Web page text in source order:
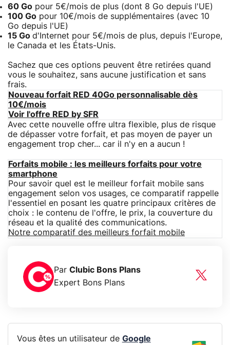
60 Go pour 5€/mois de plus (dont 8 Go depuis l'UE)
100 Go pour 10€/mois de supplémentaires (avec 10
Go depuis l'UE)
15 Go d'Internet pour 5€/mois de plus, depuis l'Europe,
le Canada et les États-Unis.
Sachez que ces options peuvent être retirées quand
vous le souhaitez, sans aucune justification et sans
frais.
Nouveau forfait RED 40Go personnalisable dès
10€/mois
Voir l'offre RED by SFR
Avec cette nouvelle offre ultra flexible, plus de risque
de dépasser votre forfait, et pas moyen de payer un
engagement trop cher... car il n'y en a aucun !
Forfaits mobile : les meilleurs forfaits pour votre
smartphone
Pour savoir quel est le meilleur forfait mobile sans
engagement selon vos usages, ce comparatif rappelle
l'essentiel en posant les quatre principaux critères de
choix : le contenu de l'offre, le prix, la couverture du
réseau et la qualité des communications.
Notre comparatif des meilleurs forfait mobile
Par Clubic Bons Plans
Expert Bons Plans
Vous êtes un utilisateur de Google